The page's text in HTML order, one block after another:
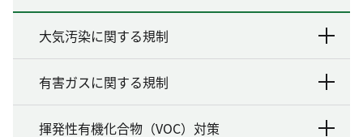
大気汚染に関する規制
有害ガスに関する規制
揮発性有機化合物（VOC）対策